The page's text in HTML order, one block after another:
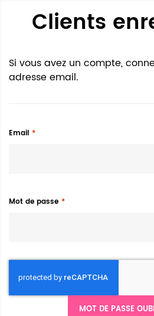
Clients
Si vous avez un compte,
adresse email.
Email
Mot de passe
MOT DE PASSE